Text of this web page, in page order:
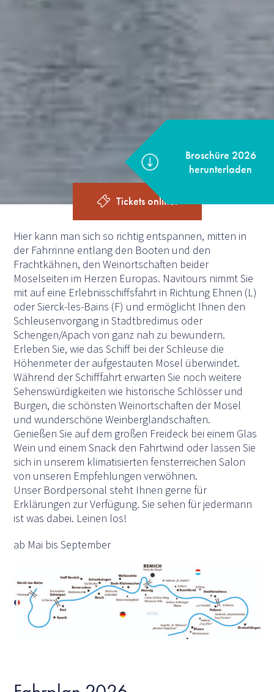
Broschüre 2026
herunterladen
Tickets online!
Hier kann man sich so richtig entspannen, mitten in
der Fahrrinne entlang den Booten und den
Frachtkähnen, den Weinortschaften beider
Moselseiten im Herzen Europas. Navitours nimmt Sie
mit auf eine Erlebnisschiffsfahrt in Richtung Ehnen (L)
oder Sierck-les-Bains (F) und ermöglicht Ihnen den
Schleusenvorgang in Stadtbredimus oder
Schengen/Apach von ganz nah zu bewundern.
Erleben Sie, wie das Schiff bei der Schleuse die
Höhenmeter der aufgestauten Mosel überwindet.
Während der Schifffahrt erwarten Sie noch weitere
Sehenswürdigkeiten wie historische Schlösser und
Burgen, die schönsten Weinortschaften der Mosel
und wunderschöne Weinberglandschaften.
Genießen Sie auf dem großen Freideck bei einem Glas
Wein und einem Snack den Fahrtwind oder lassen Sie
sich in unserem klimatisierten fensterreichen Salon
von unseren Empfehlungen verwöhnen.
Unser Bordpersonal steht Ihnen gerne für
Erklärungen zur Verfügung. Sie sehen für jedermann
ist was dabei. Leinen los!
ab Mai bis September